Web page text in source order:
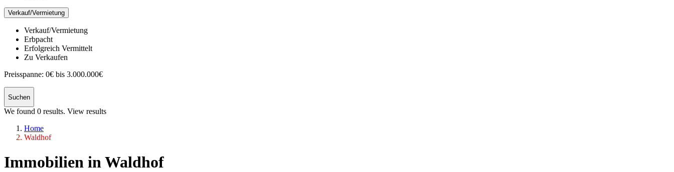
Verkauf/Vermietung
Verkauf/Vermietung
Erbpacht
Erfolgreich Vermittelt
Zu Verkaufen
Preisspanne: 0€ bis 3.000.000€
Suchen
We found 0 results. View results
Home
Waldhof
Immobilien in Waldhof